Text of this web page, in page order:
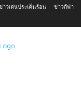
าวเด่นประเด็นร้อน ข่าวกีฬา